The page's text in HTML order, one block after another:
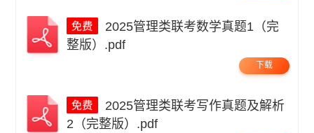
整版）.pdf
下载
2（完整版）.pdf